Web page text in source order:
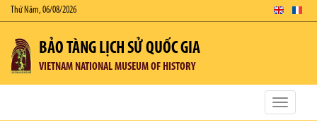
Thứ Năm, 06/08/2026
BẢO TÀNG LỊCH SỬ QUỐC GIA
VIETNAM NATIONAL MUSEUM OF HISTORY
Toggle